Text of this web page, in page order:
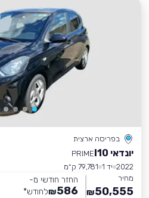
בפריסה ארצית
יונדאי I10
PRIME
2022 יד 1
79,781 ק״מ
מחיר
50,555
₪
החזר חודשי מ-
586
₪לחודש*